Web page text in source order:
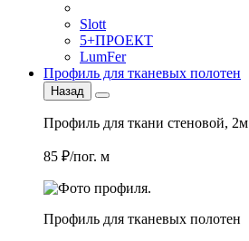
Slott
5+ПРОЕКТ
LumFer
Профиль для тканевых полотен
Назад
Профиль для ткани стеновой, 2м
85 ₽/пог. м
Профиль для тканевых полотен